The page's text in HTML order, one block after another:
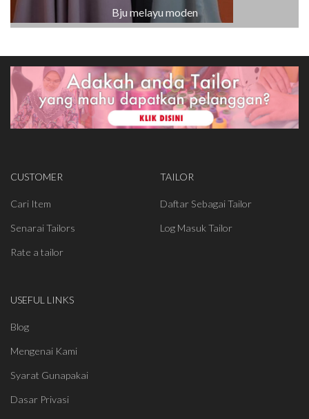
Bju melayu moden
CUSTOMER
Cari Item
Senarai Tailors
Rate a tailor
TAILOR
Daftar Sebagai Tailor
Log Masuk Tailor
USEFUL LINKS
Blog
Mengenai Kami
Syarat Gunapakai
Dasar Privasi